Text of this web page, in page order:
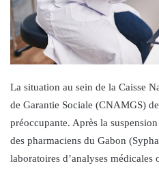
La situation au sein de la Caisse
de Garantie Sociale (CNAMGS)
préoccupante. Après la
des pharmaciens du Gabon
laboratoires d’analyses médicales